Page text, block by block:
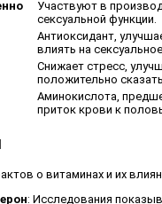
Участвуют в
сексуальной функции.
Антиоксидант,
влиять на
Снижает стресс,
положительно
Аминокислота,
приток крови к
о витаминах и их
: Исследования